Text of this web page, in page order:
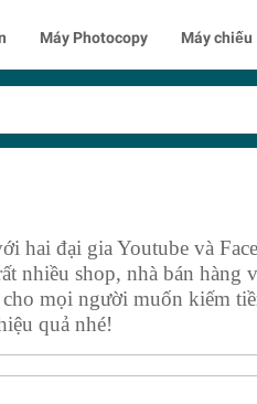
Máy Photocopy Máy chiếu
hai đại gia Youtube và
nhiều shop, nhà bán
mọi người muốn kiếm
quả nhé!